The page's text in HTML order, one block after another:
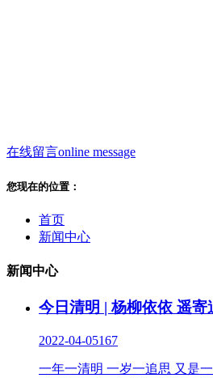
在线留言online message
您现在的位置：
首页
新闻中心
新闻中心
今日清明 | 杨柳依依 遥寄
2022-04-05167
一年一清明 一岁一追思 又是